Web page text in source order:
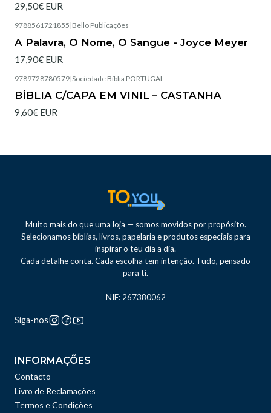
29,50€ EUR
9788561721855 |Bello Publicações
A Palavra, O Nome, O Sangue - Joyce Meyer
17,90€ EUR
9789728780579|Sociedade Bíblia PORTUGAL
BÍBLIA C/CAPA EM VINIL – CASTANHA
9,60€ EUR
Muito mais do que uma loja — somos movidos por propósito.
Selecionamos bíblias, livros, papelaria e produtos especiais para
inspirar o teu dia a dia.
Cada detalhe conta. Cada escolha tem intenção. Tudo, pensado
para ti.
NIF: 267380062
Siga-nos
INFORMAÇÕES
Contacto
Livro de Reclamações
Termos e Condições